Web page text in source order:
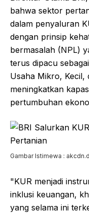
bahwa sektor
dalam penyaluran
dengan prinsip
bermasalah (NPL)
terus dipacu
Usaha Mikro,
meningkatkan
pertumbuhan
Gambar Istimewa :
"KUR menjadi
inklusi keuangan,
yang selama ini